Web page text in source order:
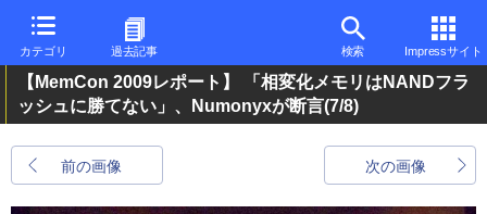
カテゴリ 過去記事 検索 Impressサイト
【MemCon 2009レポート】 「相変化メモリはNANDフラ
ッシュに勝てない」、Numonyxが断言(7/8)
前の画像 次の画像